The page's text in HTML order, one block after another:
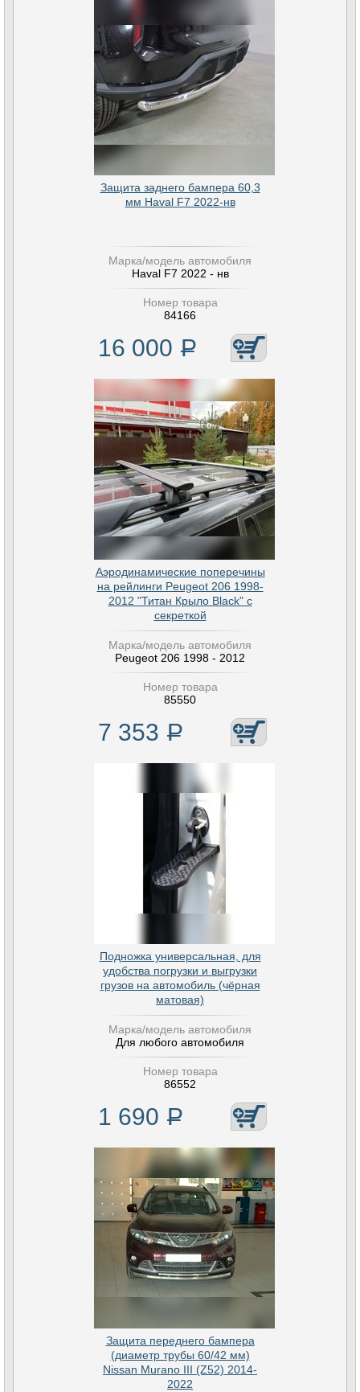
Защита заднего бампера 60,3
мм Haval F7 2022-нв
Марка/модель автомобиля
Haval F7 2022 - нв
Номер товара
84166
16 000 Р
Аэродинамические поперечины
на рейлинги Peugeot 206 1998-
2012 "Титан Крыло Black" с
секреткой
Марка/модель автомобиля
Peugeot 206 1998 - 2012
Номер товара
85550
7 353 Р
Подножка универсальная, для
удобства погрузки и выгрузки
грузов на автомобиль (чёрная
матовая)
Марка/модель автомобиля
Для любого автомобиля
Номер товара
86552
1 690 Р
Защита переднего бампера
(диаметр трубы 60/42 мм)
Nissan Murano III (Z52) 2014-
2022